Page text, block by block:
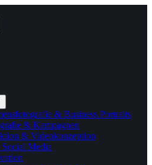
& Business Portraits
& Kampagnen
& Videokonzeption
Media